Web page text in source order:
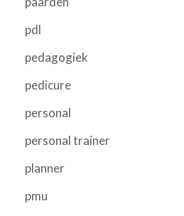
pdl
pedagogiek
pedicure
personal
personal trainer
planner
pmu